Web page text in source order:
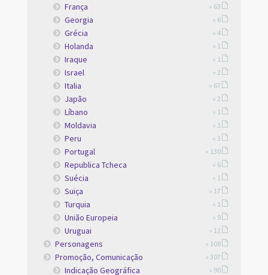
França » 63
Georgia » 6
Grécia » 4
Holanda » 1
Iraque » 1
Israel » 2
Italia » 67
Japão » 2
Líbano » 1
Moldavia » 1
Peru » 3
Portugal » 130
Republica Tcheca » 6
Suécia » 1
Suiça » 17
Turquia » 1
União Europeia » 9
Uruguai » 12
Personagens » 108
Promoção, Comunicação » 307
Indicação Geográfica » 90